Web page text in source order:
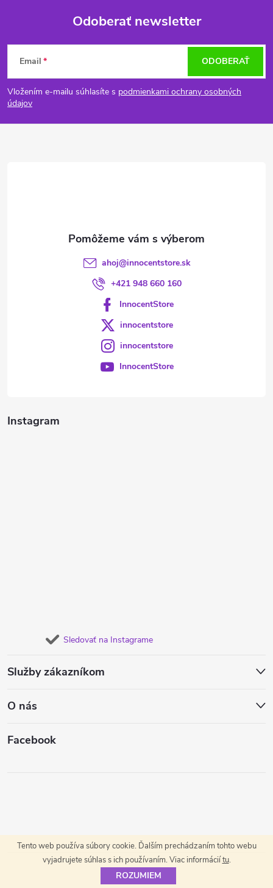
Tento web používa súbory cookie. Ďalším prechádzaním tohto webu
vyjadrujete súhlas s ich používaním. Viac informáciítu.
ROZUMIEM
Z
á
p
Odoberať newsletter
Email
Vložením e-mailu súhlasíte s podmienkami ochrany osobných
údajov
ODOBERAŤ
Instagram
Sledovať na Instagrame
Služby zákazníkom
O nás
Facebook
ahoj@innocentstore.sk
+421 948 660 160
InnocentStore
innocentstore
innocentstore
InnocentStore